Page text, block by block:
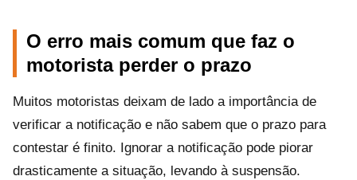
O erro mais comum que faz o
motorista perder o prazo
Muitos motoristas deixam de lado a importância de
verificar a notificação e não sabem que o prazo para
contestar é finito. Ignorar a notificação pode piorar
drasticamente a situação, levando à suspensão.